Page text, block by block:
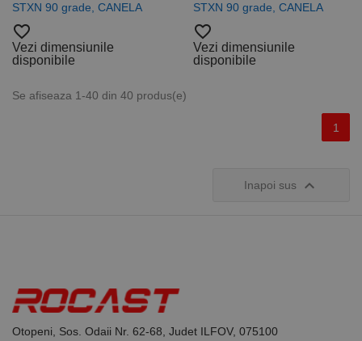
STXN 90 grade, CANELA
favorite_border
Vezi dimensiunile
disponibile
STXN 90 grade, CANELA
favorite_border
Vezi dimensiunile
disponibile
Se afiseaza 1-40 din 40 produs(e)
1
Inapoi sus 
Otopeni, Sos. Odaii Nr. 62-68, Judet ILFOV, 075100